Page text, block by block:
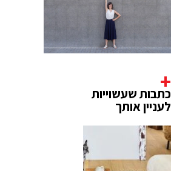
כתבות שעשוייות
לעניין אותך